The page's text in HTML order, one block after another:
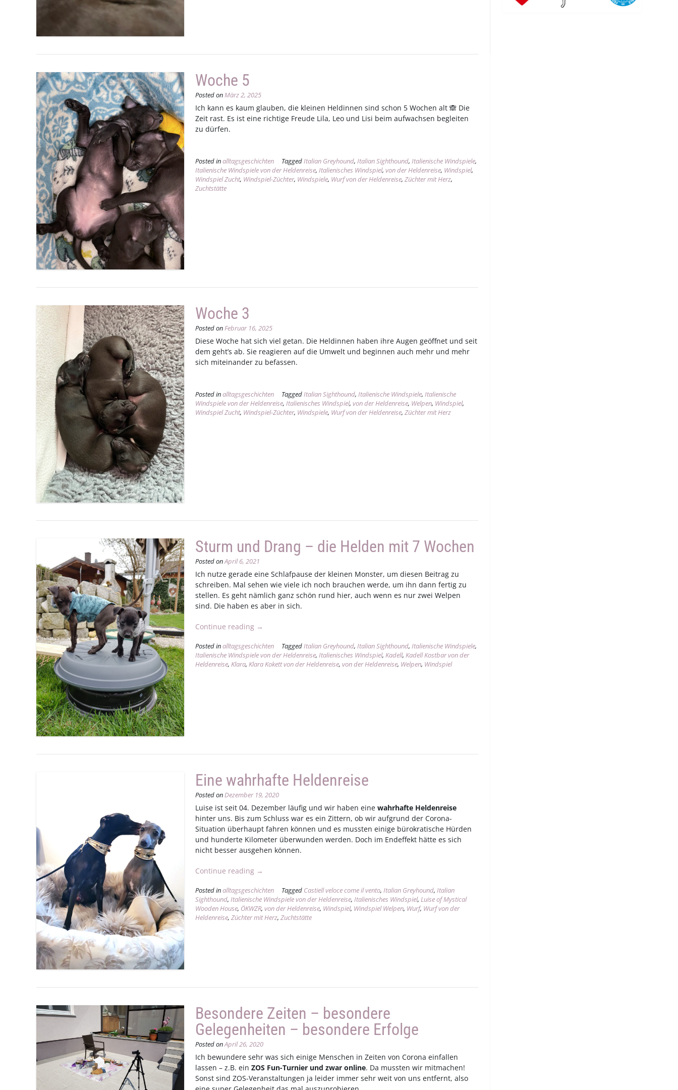
Woche 5
Posted onMärz 2, 2025
Ich kann es kaum glauben, die kleinen Heldinnen sind schon 5 Wochen alt 🙈 Die
Zeit rast. Es ist eine richtige Freude Lila, Leo und Lisi beim aufwachsen begleiten
zu dürfen.
Posted inalltagsgeschichten TaggedItalian Greyhound,Italian Sighthound,Italienische Windspiele,
Italienische Windspiele von der Heldenreise,Italienisches Windspiel,von der Heldenreise, Windspiel,
Windspiel Zucht, Windspiel-Züchter, Windspiele, Wurf von der Heldenreise,Züchter mit Herz,
Zuchtstätte
Woche 3
Posted onFebruar 16, 2025
Diese Woche hat sich viel getan. Die Heldinnen haben ihre Augen geöffnet und seit
dem geht’s ab. Sie reagieren auf die Umwelt und beginnen auch mehr und mehr
sich miteinander zu befassen.
Posted inalltagsgeschichten TaggedItalian Sighthound,Italienische Windspiele,Italienische
Windspiele von der Heldenreise,Italienisches Windspiel,von der Heldenreise, Welpen, Windspiel,
Windspiel Zucht, Windspiel-Züchter, Windspiele, Wurf von der Heldenreise,Züchter mit Herz
Sturm und Drang – die Helden mit 7 Wochen
Posted onApril 6, 2021
Ich nutze gerade eine Schlafpause der kleinen Monster, um diesen Beitrag zu
schreiben. Mal sehen wie viele ich noch brauchen werde, um ihn dann fertig zu
stellen. Es geht nämlich ganz schön rund hier, auch wenn es nur zwei Welpen
sind. Die haben es aber in sich.
Continue reading „Sturm
Drang
–
die
→
Posted inalltagsgeschichten TaggedItalian Greyhound,Italian Sighthound,Italienische Windspiele,
Italienische Windspiele von der Heldenreise,Italienisches Windspiel,Kadell,Kadell Kostbar von der
Heldenreise,Klara,Klara Kokett von der Heldenreise,von der Heldenreise, Welpen, Windspiel
Eine wahrhafte Heldenreise
Posted onDezember 19, 2020
Luise ist seit 04. Dezember läufig und wir haben einewahrhafte Heldenreise
hinter uns. Bis zum Schluss war es ein Zittern, ob wir aufgrund der Corona-
Situation überhaupt fahren können und es mussten einige bürokratische Hürden
und hunderte Kilometer überwunden werden. Doch im Endeffekt hätte es sich
nicht besser ausgehen können.
Continue reading „Eine
Heldenreise“
→
Posted inalltagsgeschichten Tagged Castiell veloce come il vento,Italian Greyhound,Italian
Sighthound,Italienische Windspiele von der Heldenreise,Italienisches Windspiel,Luise of Mystical
Wooden House, ÖKWZR,von der Heldenreise, Windspiel, Windspiel Welpen, Wurf, Wurf von der
Heldenreise,Züchter mit Herz,Zuchtstätte
Besondere Zeiten – besondere
Gelegenheiten – besondere Erfolge
Posted onApril 26, 2020
Ich bewundere sehr was sich einige Menschen in Zeiten von Corona einfallen
lassen – z.B. einZOS Fun-Turnier und zwar online. Da mussten wir mitmachen!
Sonst sind ZOS-Veranstaltungen ja leider immer sehr weit von uns entfernt, also